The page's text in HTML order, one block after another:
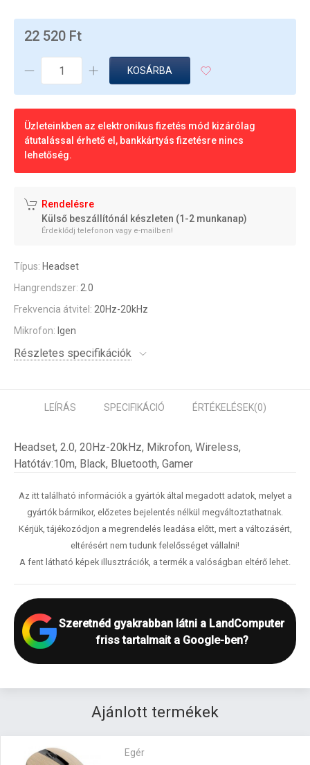
22 520 Ft
KOSÁRBA
Üzleteinkben az elektronikus fizetés mód kizárólag
átutalással érhető el, bankkártyás fizetésre nincs
lehetőség.
Rendelésre
Külső beszállítónál készleten (1-2 munkanap)
Érdeklődj telefonon vagy e-mailben!
Típus: Headset
Hangrendszer: 2.0
Frekvencia átvitel: 20Hz-20kHz
Mikrofon: Igen
Részletes specifikációk
LEÍRÁS SPECIFIKÁCIÓ ÉRTÉKELÉSEK(0)
Headset, 2.0, 20Hz-20kHz, Mikrofon, Wireless,
Hatótáv:10m, Black, Bluetooth, Gamer
Az itt található információk a gyártók által megadott adatok, melyet a
gyártók bármikor, előzetes bejelentés nélkül megváltoztathatnak.
Kérjük, tájékozódjon a megrendelés leadása előtt, mert a változásért,
eltérésért nem tudunk felelősséget vállalni!
A fent látható képek illusztrációk, a termék a valóságban eltérő lehet.
Szeretnéd gyakrabban látni a LandComputer
friss tartalmait a Google-ben?
Ajánlott termékek
Egér